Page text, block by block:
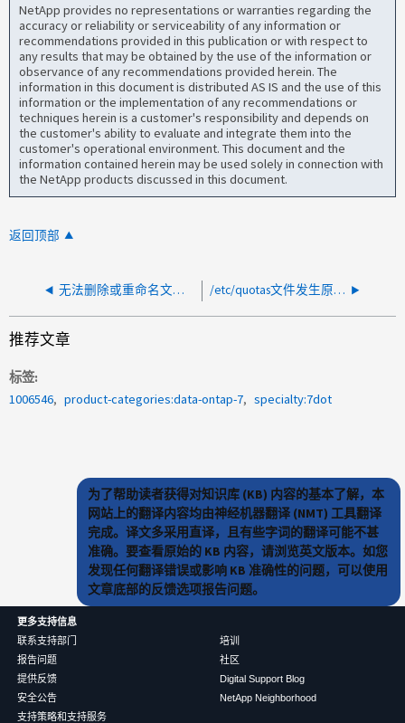
NetApp provides no representations or warranties regarding the
accuracy or reliability or serviceability of any information or
recommendations provided in this publication or with respect to
any results that may be obtained by the use of the information or
observance of any recommendations provided herein. The
information in this document is distributed AS IS and the use of this
information or the implementation of any recommendations or
techniques herein is a customer's responsibility and depends on
the customer's ability to evaluate and integrate them into the
customer's operational environment. This document and the
information contained herein may be used solely in connection with
the NetApp products discussed in this document.
返回顶部
无法删除或重命名文件、空目录或 qtree /etc/quotas文件发生原因 的区分大小写行为错误消息：quota：can't stat file [Path_to_ntfs_qtree]：no such file or directory (/etc/quotas line [line_number])
推荐文章
标签
1006546
product-categories:data-ontap-7 specialty:7dot
为了帮助读者获得对知识库 (KB) 内容的基本了解，本
网站上的翻译内容均由神经机器翻译 (NMT) 工具翻译
完成。译文多采用直译，且有些字词的翻译可能不甚
准确。要查看原始的 KB 内容，请浏览英文版本。如您
发现任何翻译错误或影响 KB 准确性的问题，可以使用
文章底部的反馈选项报告问题。
更多支持信息
联系支持部门
报告问题
提供反馈
安全公告
支持策略和支持服务
培训
社区
Digital Support Blog
NetApp Neighborhood